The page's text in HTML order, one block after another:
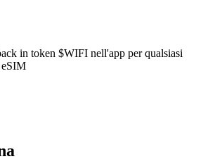
in token $WIFI nell'app per qualsiasi
eSIM